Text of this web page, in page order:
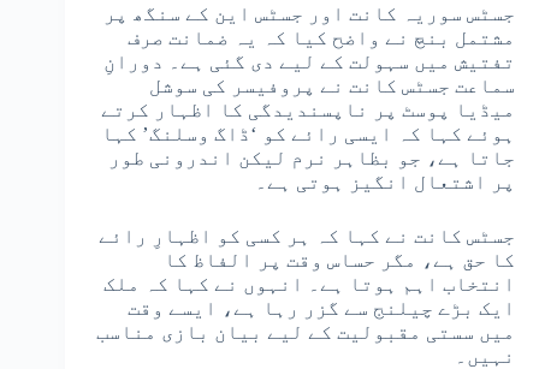
جسٹس سوریہ کانت اور جسٹس این کے سنگھ پر
مشتمل بنچ نے واضح کیا کہ یہ ضمانت صرف
تفتیش میں سہولت کے لیے دی گئی ہے۔ دورانِ
سماعت جسٹس کانت نے پروفیسر کی سوشل
میڈیا پوسٹ پر ناپسندیدگی کا اظہار کرتے
ہوئے کہا کہ ایسی رائے کو ‘ڈاگ وسلنگ’ کہا
جاتا ہے، جو بظاہر نرم لیکن اندرونی طور
پر اشتعال انگیز ہوتی ہے۔
جسٹس کانت نے کہا کہ ہر کسی کو اظہارِ رائے
کا حق ہے، مگر حساس وقت پر الفاظ کا
انتخاب اہم ہوتا ہے۔ انہوں نے کہا کہ ملک
ایک بڑے چیلنج سے گزر رہا ہے، ایسے وقت
میں سستی مقبولیت کے لیے بیان بازی مناسب
نہیں۔